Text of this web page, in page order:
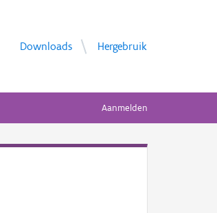
Downloads Hergebruik
Aanmelden